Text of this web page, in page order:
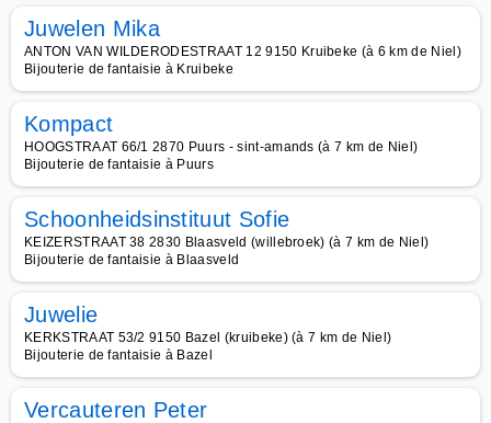
Juwelen Mika
ANTON VAN WILDERODESTRAAT 12 9150 Kruibeke (à 6 km de Niel)
Bijouterie de fantaisie à Kruibeke
Kompact
HOOGSTRAAT 66/1 2870 Puurs - sint-amands (à 7 km de Niel)
Bijouterie de fantaisie à Puurs
Schoonheidsinstituut Sofie
KEIZERSTRAAT 38 2830 Blaasveld (willebroek) (à 7 km de Niel)
Bijouterie de fantaisie à Blaasveld
Juwelie
KERKSTRAAT 53/2 9150 Bazel (kruibeke) (à 7 km de Niel)
Bijouterie de fantaisie à Bazel
Vercauteren Peter